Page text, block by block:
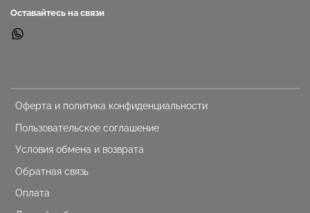
Оферта и политика конфиденциальности
Пользовательское соглашение
Условия обмена и возврата
Обратная связь
Оплата
Оставайтесь на связи